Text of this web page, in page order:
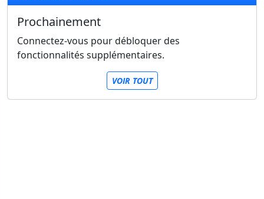
Prochainement
Connectez-vous pour débloquer des
fonctionnalités supplémentaires.
VOIR TOUT